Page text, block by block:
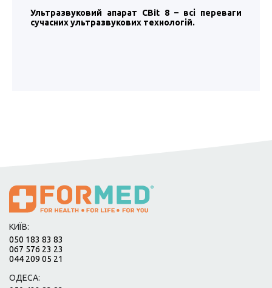
Ультразвуковий апарат CBit 8 – всі переваги
сучасних ультразвукових технологій.
КИЇВ:
050 183 83 83
067 576 23 23
044 209 05 21
ОДЕСА: